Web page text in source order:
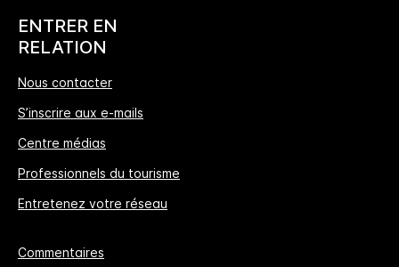
ENTRER EN
RELATION
Nous contacter
S’inscrire aux e-mails
Centre médias
Professionnels du tourisme
Entretenez votre réseau
Commentaires
MEILLEUR TARIF GARANTI
Nous vous promettons le prix le plus bas
et multiplierons les points IHG® One Rewards
offerts par 5, jusqu’à 40000-points au
maximum.
Votre chambre est garantie.
Pas de frais de réservation​!